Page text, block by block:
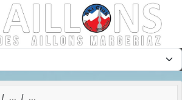
cookies